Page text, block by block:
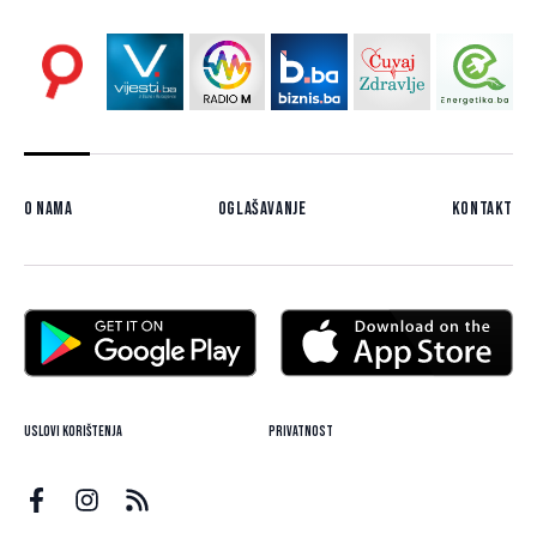
O nama Oglašavanje Kontakt
Uslovi korištenja Privatnost